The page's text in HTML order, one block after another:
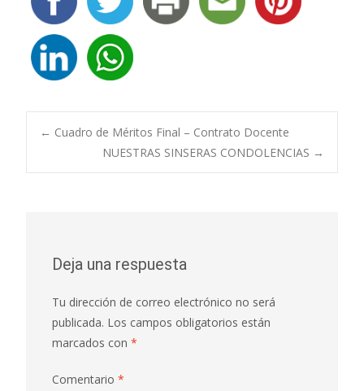
Navegación
entradas
← Cuadro de Méritos Final – Contrato Docente
NUESTRAS SINSERAS CONDOLENCIAS →
Deja una respuesta
Tu dirección de correo electrónico no será
publicada. Los campos obligatorios están
marcados con *
Comentario *